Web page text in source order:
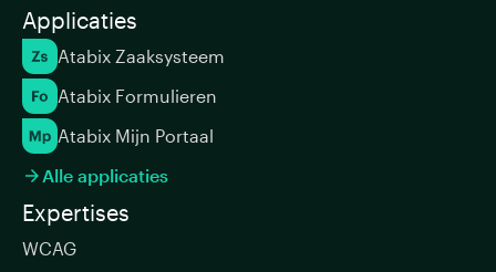
Applicaties
Atabix Zaaksysteem
Atabix Formulieren
Atabix Mijn Portaal
 Alle applicaties
Expertises
WCAG